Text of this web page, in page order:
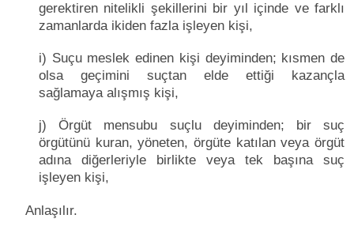
gerektiren nitelikli şekillerini bir yıl içinde ve farklı
zamanlarda ikiden fazla işleyen kişi,
i) Suçu meslek edinen kişi deyiminden; kısmen de
olsa geçimini suçtan elde ettiği kazançla
sağlamaya alışmış kişi,
j) Örgüt mensubu suçlu deyiminden; bir suç
örgütünü kuran, yöneten, örgüte katılan veya örgüt
adına diğerleriyle birlikte veya tek başına suç
işleyen kişi,
Anlaşılır.